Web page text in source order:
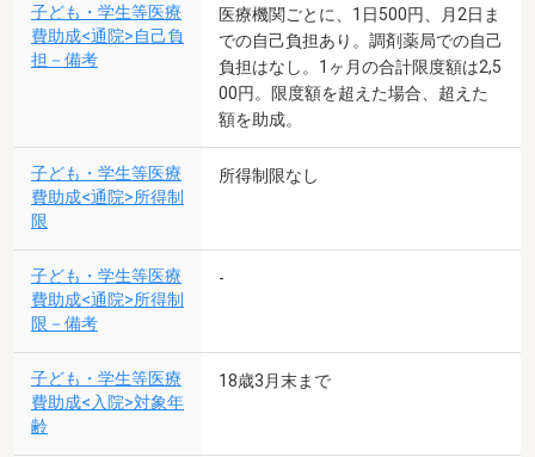
子ども・学生等医療
費助成<通院>自己負
担－備考
医療機関ごとに、1日500円、月2日ま
での自己負担あり。調剤薬局での自己
負担はなし。1ヶ月の合計限度額は2,5
00円。限度額を超えた場合、超えた
額を助成。
子ども・学生等医療
費助成<通院>所得制
限
所得制限なし
子ども・学生等医療
費助成<通院>所得制
限－備考
-
子ども・学生等医療
費助成<入院>対象年
齢
18歳3月末まで